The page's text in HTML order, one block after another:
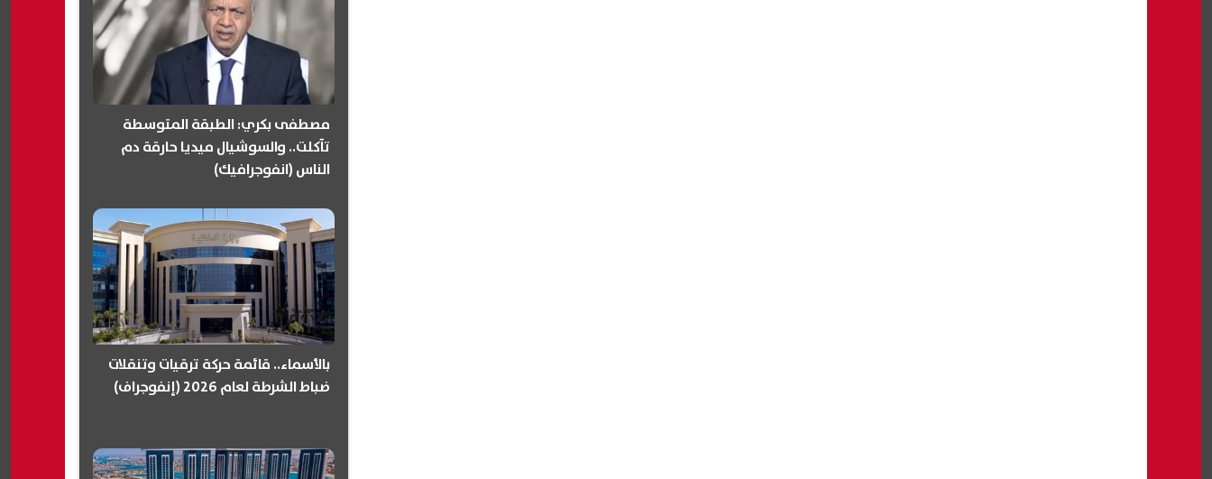
مصطفى بكري: الطبقة المتوسطة
تآكلت.. والسوشيال ميديا حارقة دم
الناس (انفوجرافيك)
بالأسماء.. قائمة حركة ترقيات وتنقلات
ضباط الشرطة لعام 2026 (إنفوجراف)